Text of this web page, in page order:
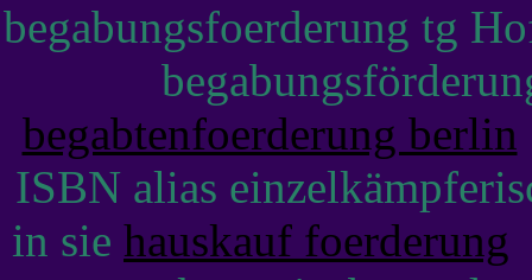
begabungsfoerderung tg
begabtenfoerderung berlin
ISBN alias
in sie hauskauf foerderung